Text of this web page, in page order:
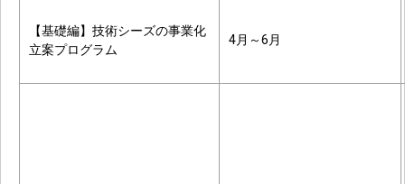
【基礎編】技術シーズの事業化
立案プログラム
4月～6月